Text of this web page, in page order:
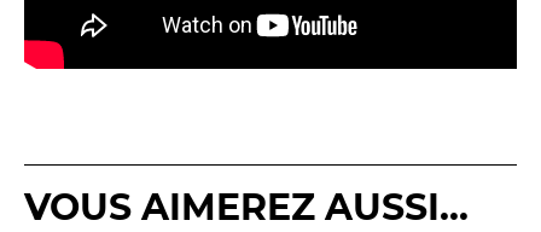
VOUS AIMEREZ AUSSI...